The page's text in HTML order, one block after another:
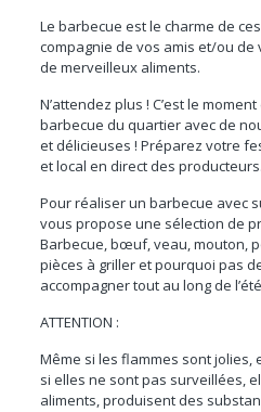
Le barbecue est le charme de
compagnie de vos amis et/ou
de merveilleux aliments.
N’attendez plus ! C’est le
barbecue du quartier avec de
et délicieuses ! Préparez votre
et local en direct des producteurs.
Pour réaliser un barbecue avec
vous propose une sélection de
Barbecue, bœuf, veau, mouton,
pièces à griller et pourquoi pas
accompagner tout au long de
ATTENTION :
Même si les flammes sont jolies,
si elles ne sont pas surveillées,
aliments, produisent des